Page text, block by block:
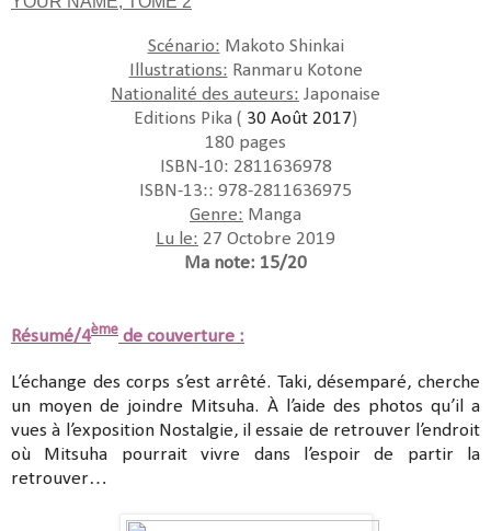
Scénario: Makoto Shinkai
Illustrations: Ranmaru Kotone
Nationalité des auteurs: Japonaise
Editions Pika ( 30 Août 2017)
180 pages
ISBN-10: 2811636978
ISBN-13:: 978-2811636975
Genre: Manga
Lu le: 27 Octobre 2019
Ma note: 15/20
Résumé/4ème de couverture :
L’échange des corps s’est arrêté. Taki, désemparé, cherche
un moyen de joindre Mitsuha. À l’aide des photos qu’il a
vues à l’exposition Nostalgie, il essaie de retrouver l’endroit
où Mitsuha pourrait vivre dans l’espoir de partir la
retrouver…